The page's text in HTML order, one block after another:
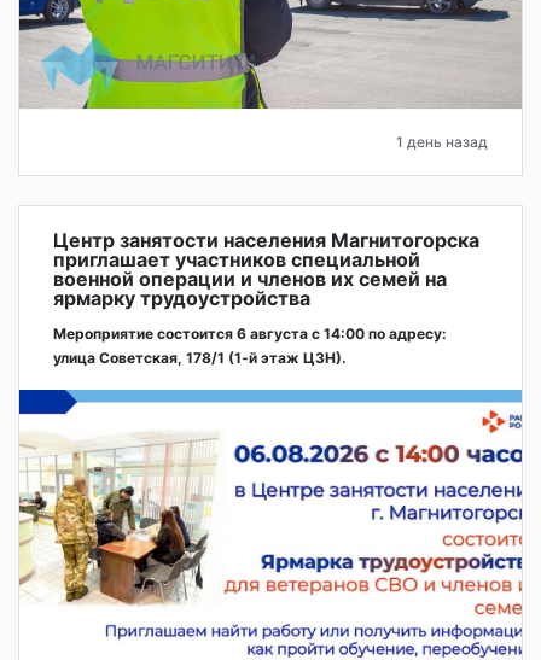
1 день назад
Центр занятости населения Магнитогорска
приглашает участников специальной
военной операции и членов их семей на
ярмарку трудоустройства
Мероприятие состоится 6 августа с 14:00 по адресу:
улица Советская, 178/1 (1‑й этаж ЦЗН).